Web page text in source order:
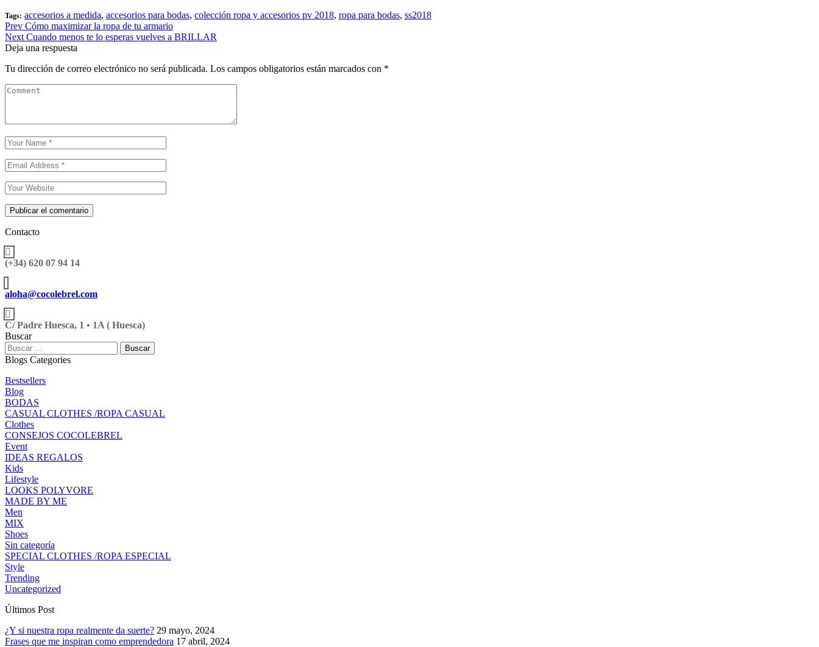
Tags: accesorios a medida, accesorios para bodas, colección ropa y accesorios pv 2018, ropa para bodas, ss2018
Prev Cómo maximizar la ropa de tu armario
Next Cuando menos te lo esperas vuelves a BRILLAR
Deja una respuesta
Tu dirección de correo electrónico no será publicada. Los campos obligatorios están marcados con *
Publicar el comentario
Contacto
(+34) 620 07 94 14
aloha@cocolebrel.com
C/ Padre Huesca, 1 • 1A ( Huesca)
Buscar
Blogs Categories
Bestsellers
Blog
BODAS
CASUAL CLOTHES /ROPA CASUAL
Clothes
CONSEJOS COCOLEBREL
Event
IDEAS REGALOS
Kids
Lifestyle
LOOKS POLYVORE
MADE BY ME
Men
MIX
Shoes
Sin categoría
SPECIAL CLOTHES /ROPA ESPECIAL
Style
Trending
Uncategorized
Últimos Post
¿Y si nuestra ropa realmente da suerte? 29 mayo, 2024
Frases que me inspiran como emprendedora 17 abril, 2024